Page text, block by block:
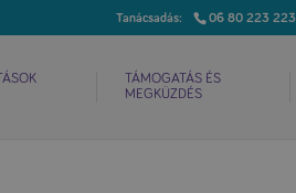
06 80 223 223
TÁMOGATÁS ÉS
MEGKÜZDÉS